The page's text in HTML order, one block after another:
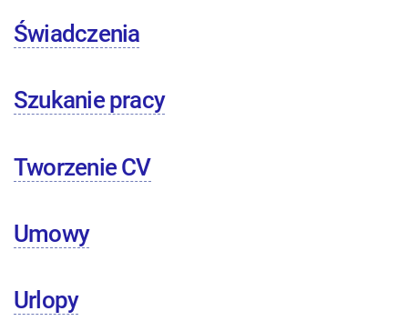
Świadczenia
Szukanie pracy
Tworzenie CV
Umowy
Urlopy